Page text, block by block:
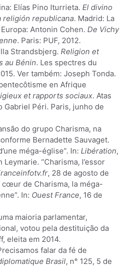
Elías Pino Iturrieta. El divino
religión republicana. Madrid: La
Antonin Cohen. De Vichy
. Paris: PUF, 2012.
Strandsbjerg. Religion et
au Bénin. Les spectres du
Ver também: Joseph Tonda.
en Afrique
et rapports sociaux. Atas
Gabriel Péri. Paris, junho de
do grupo Charisma, na
Bernadette Sauvaget.
méga-église”. In: Libération,
“Charisma, l’essor
, 28 de agosto de
cœur de Charisma, la méga-
In: Ouest France, 16 de
maioria parlamentar,
votou pela destituição da
eleita em 2014.
falar da fé de
Brasil, n° 125, 5 de